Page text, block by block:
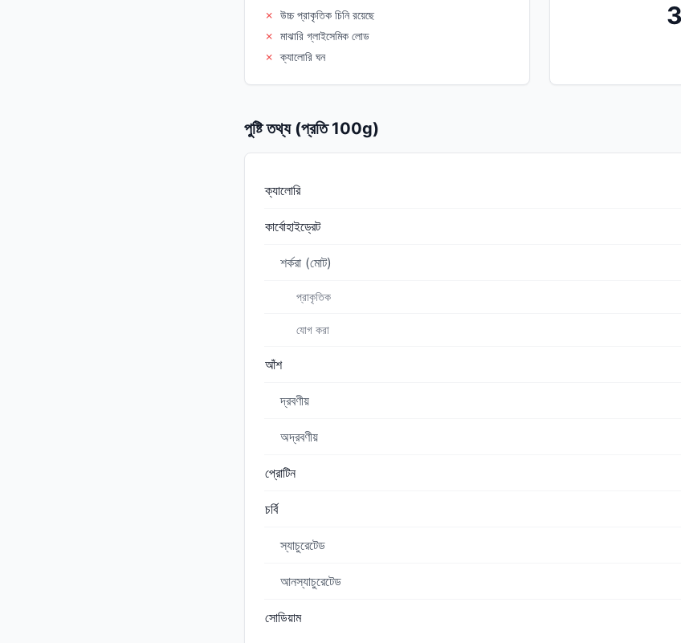
✗ উচ্চ প্রাকৃতিক চিনি রয়েছে
✗ মাঝারি গ্লাইসেমিক লোড
✗ ক্যালোরি ঘন
পুষ্টি তথ্য (প্রতি 100g)
ক্যালোরি
কার্বোহাইড্রেট
শর্করা (মোট)
প্রাকৃতিক
যোগ করা
আঁশ
দ্রবণীয়
অদ্রবণীয়
প্রোটিন
চর্বি
স্যাচুরেটেড
আনস্যাচুরেটেড
সোডিয়াম